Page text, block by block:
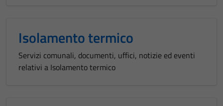
Isolamento termico
Servizi comunali, documenti, uffici, notizie ed eventi
relativi a Isolamento termico